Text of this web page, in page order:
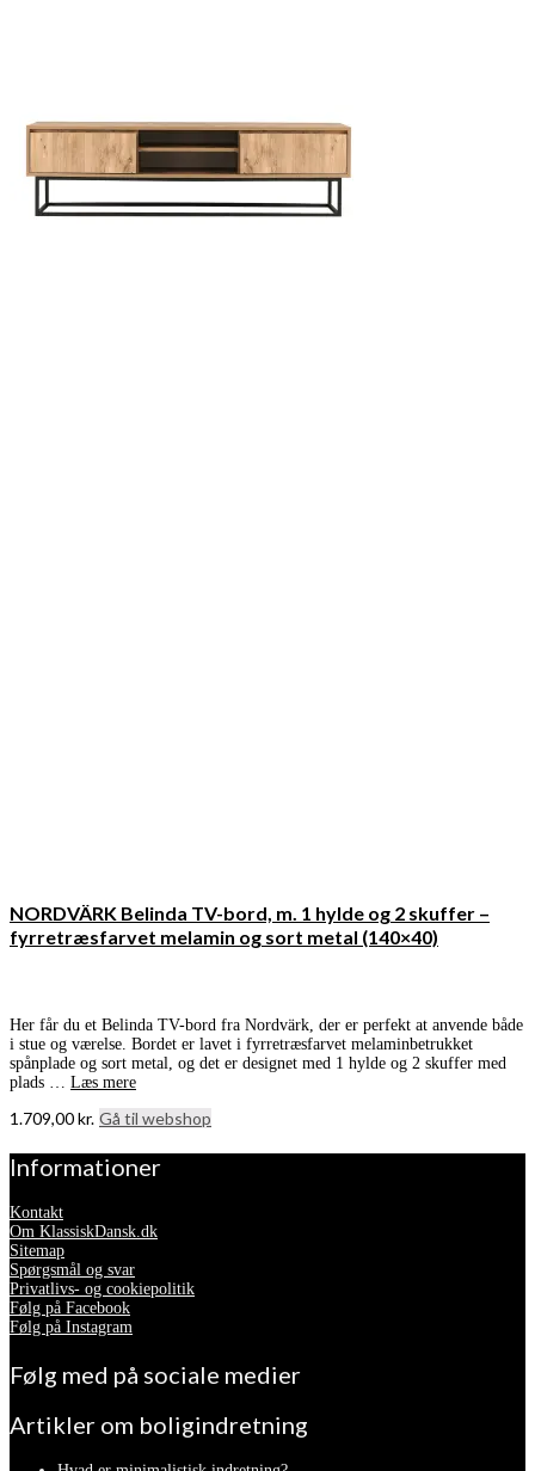
NORDVÄRK Belinda TV-bord, m. 1 hylde og 2 skuffer –
fyrretræsfarvet melamin og sort metal (140×40)
Her får du et Belinda TV-bord fra Nordvärk, der er perfekt at anvende både
i stue og værelse. Bordet er lavet i fyrretræsfarvet melaminbetrukket
spånplade og sort metal, og det er designet med 1 hylde og 2 skuffer med
plads … Læs mere
1.709,00kr. Gå til webshop
Informationer
Kontakt
Om KlassiskDansk.dk
Sitemap
Spørgsmål og svar
Privatlivs- og cookiepolitik
Følg på Facebook
Følg på Instagram
Følg med på sociale medier
Artikler om boligindretning